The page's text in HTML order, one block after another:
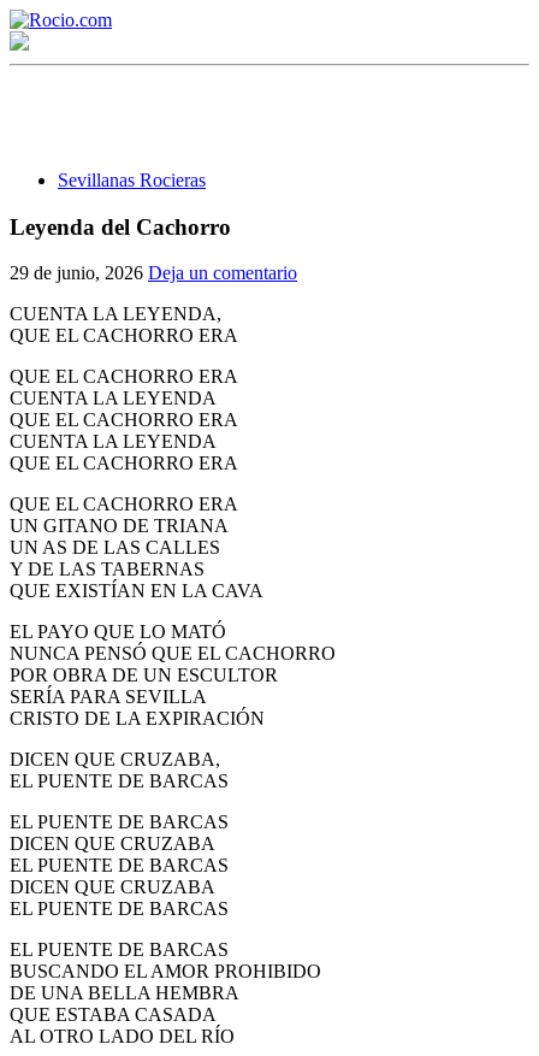
Sevillanas Rocieras
Leyenda del Cachorro
29 de junio, 2026 Deja un comentario
CUENTA LA LEYENDA,
QUE EL CACHORRO ERA
QUE EL CACHORRO ERA
CUENTA LA LEYENDA
QUE EL CACHORRO ERA
CUENTA LA LEYENDA
QUE EL CACHORRO ERA
QUE EL CACHORRO ERA
UN GITANO DE TRIANA
UN AS DE LAS CALLES
Y DE LAS TABERNAS
QUE EXISTÍAN EN LA CAVA
EL PAYO QUE LO MATÓ
NUNCA PENSÓ QUE EL CACHORRO
POR OBRA DE UN ESCULTOR
SERÍA PARA SEVILLA
CRISTO DE LA EXPIRACIÓN
DICEN QUE CRUZABA,
EL PUENTE DE BARCAS
EL PUENTE DE BARCAS
DICEN QUE CRUZABA
EL PUENTE DE BARCAS
DICEN QUE CRUZABA
EL PUENTE DE BARCAS
EL PUENTE DE BARCAS
BUSCANDO EL AMOR PROHIBIDO
DE UNA BELLA HEMBRA
QUE ESTABA CASADA
AL OTRO LADO DEL RÍO
¡Bienvenido! Soy el asistente virtual de rocio.com.
Historia de la Virgen del Rocío
¿Cuándo es la romería del Rocío?
¿Cuándo se construyó la primera ermita?
El traslado cada siete años
¿Cuales son los actos principales que se celebran en el
Quiero hacer el camino,¿que tengo que hacer?
En el Rocío, ¿dónde me alojo?